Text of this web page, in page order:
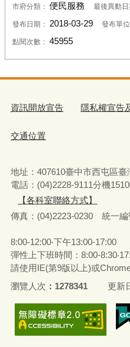
市府分類： 便民服務 最後異動日
發布日期： 2018-03-29 發布單位
點閱次數： 45955
資訊開放宣告 隱私權宣告
交通位置
地址：407610臺中市西屯區
電話：(04)2228-9111分機
【各科室聯絡方式】
傳真：(04)2223-0230 統一編
服務時
8:00-12:00‧下午13:00-17:00
彈性上下班時間：8:00-
請使用IE(第9版以上)或
瀏覽人次
1278341 更新